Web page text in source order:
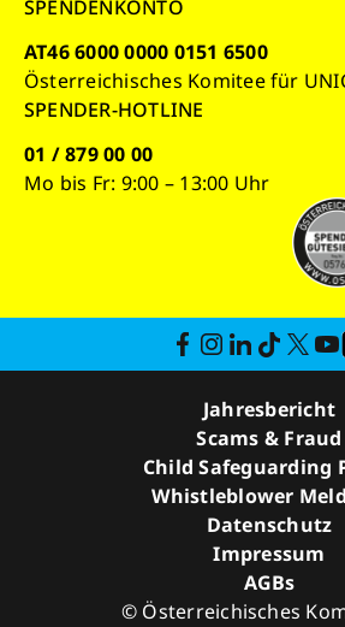
SPENDENKONTO
AT46 6000 0000 0151 6500
Österreichisches Komitee für
SPENDER-HOTLINE
01 / 879 00 00
Mo bis Fr: 9:00 – 13:00 Uhr
© Österreichisches
Jahresbericht
Scams & Fraud
Child Safeguarding
Whistleblower
Datenschutz
Impressum
AGBs